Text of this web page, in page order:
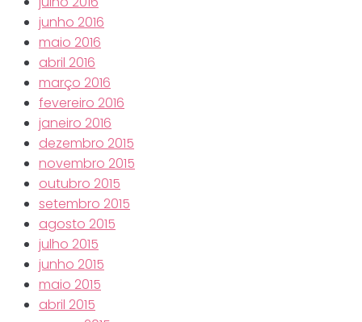
junho 2016
maio 2016
abril 2016
março 2016
fevereiro 2016
janeiro 2016
dezembro 2015
novembro 2015
outubro 2015
setembro 2015
agosto 2015
julho 2015
junho 2015
maio 2015
abril 2015